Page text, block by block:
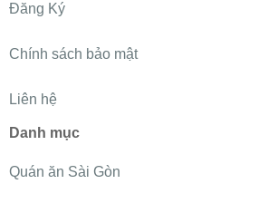
Đăng Ký
Chính sách bảo mật
Liên hệ
Danh mục
Quán ăn Sài Gòn